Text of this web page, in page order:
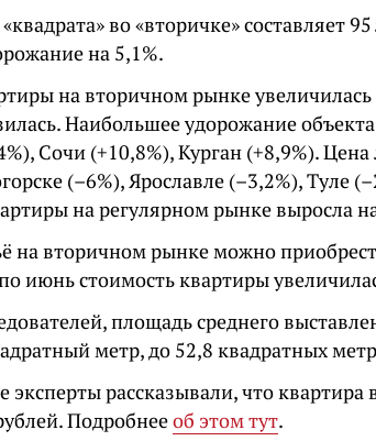
во «вторичке» составляет
на 5,1%.
на вторичном рынке увеличилась
Наибольшее удорожание
Сочи (+10,8%), Курган (+8,9%).
(–6%), Ярославле (–3,2%), Туле
на регулярном рынке выросла
на вторичном рынке можно
июнь стоимость квартиры
площадь среднего
метр, до 52,8 квадратных
рассказывали, что квартира
Подробнееоб этом тут.